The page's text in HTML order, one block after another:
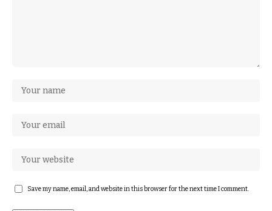
Save my name, email, and website in this browser for the next time I comment.